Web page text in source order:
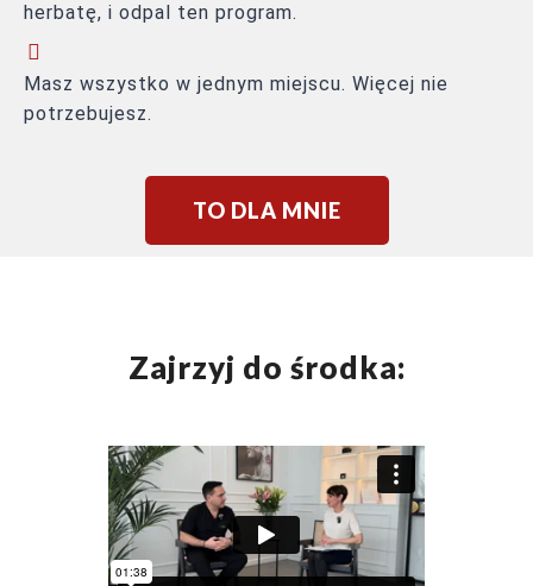
herbatę, i odpal ten program.
Masz wszystko w jednym miejscu. Więcej nie
potrzebujesz.
TO DLA MNIE
Zajrzyj do środka: